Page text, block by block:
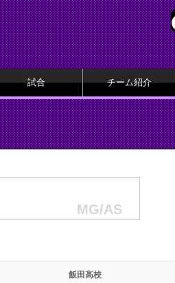
試合 チーム紹介
MG/AS
飯田高校